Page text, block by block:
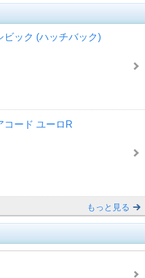
ビック (ハッチバック)
コード ユーロR
もっと見る